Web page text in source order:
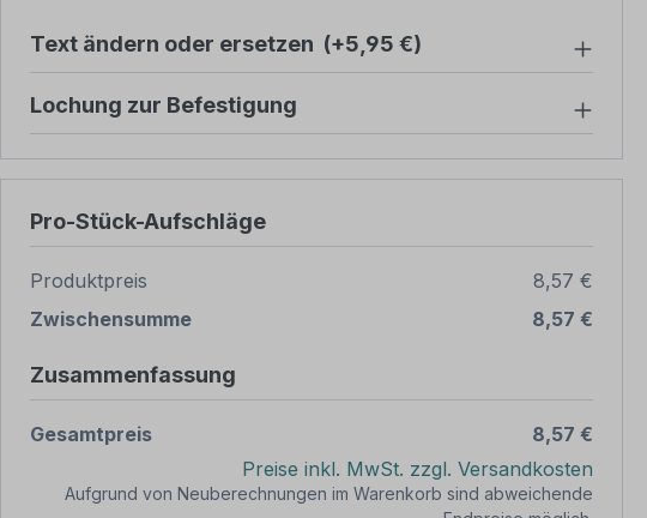
Text ändern oder ersetzen (+5,95 €)
Lochung zur Befestigung
Pro-Stück-Aufschläge
Produktpreis
8,57 €
Zwischensumme
8,57 €
Zusammenfassung
Gesamtpreis
8,57 €
Preise inkl. MwSt. zzgl. Versandkosten
Aufgrund von Neuberechnungen im Warenkorb sind abweichende